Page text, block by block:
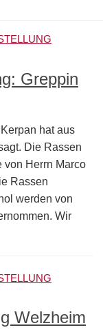
Greppin
hat aus
Die Rassen
von Herrn Marco
Rassen
werden von
Wir
Welzheim